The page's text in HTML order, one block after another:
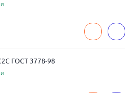
ГОСТ 3778-98